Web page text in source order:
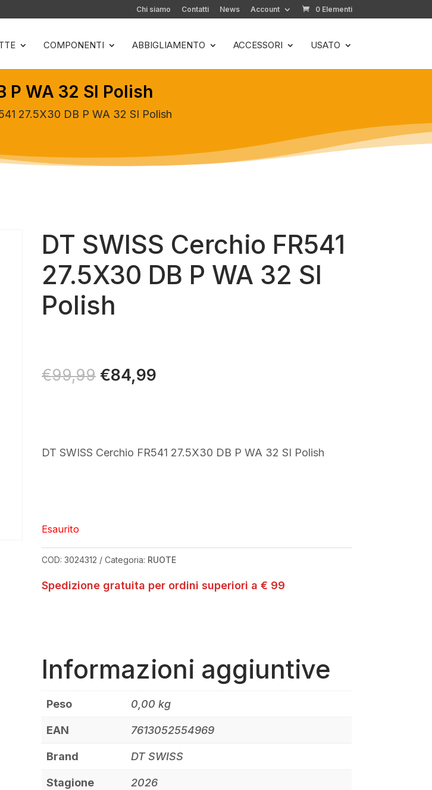
Chi siamo Contatti News Account 0 Elementi
COMPONENTI ABBIGLIAMENTO ACCESSORI USATO
P WA 32 SI Polish
27.5X30 DB P WA 32 SI Polish
DT SWISS Cerchio FR541
27.5X30 DB P WA 32 SI
Polish
€99,99 Il
€84,99
DT SWISS Cerchio FR541 27.5X30 DB P WA 32 SI Polish
Esaurito
COD:3024312 Categoria: RUOTE
Spedizione gratuita per ordini superiori a € 99
Informazioni aggiuntive
Peso 0,00 kg
EAN 7613052554969
Brand DT SWISS
Stagione 2026